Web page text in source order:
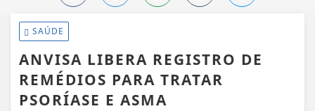
SAÚDE
ANVISA LIBERA REGISTRO DE
REMÉDIOS PARA TRATAR
PSORÍASE E ASMA